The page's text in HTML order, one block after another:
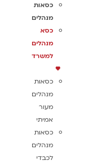
כסאות
מנהלים
כסא
מנהלים
למשרד
כסאות
מנהלים
מעור
אמיתי
כסאות
מנהלים
לכבדי